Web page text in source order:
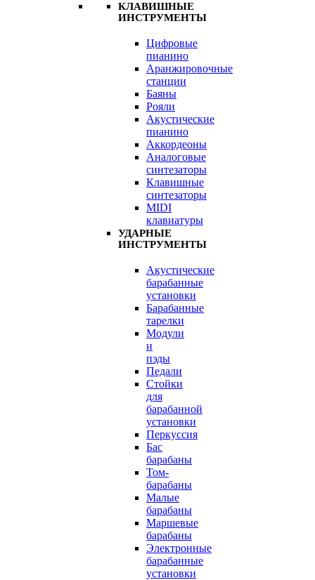
КЛАВИШНЫЕ
ИНСТРУМЕНТЫ
Цифровые
пианино
Аранжировочные
станции
Баяны
Рояли
Акустические
пианино
Аккордеоны
Аналоговые
синтезаторы
Клавишные
синтезаторы
MIDI
клавиатуры
УДАРНЫЕ
ИНСТРУМЕНТЫ
Акустические
барабанные
установки
Барабанные
тарелки
Модули
и
пэды
Педали
Стойки
для
барабанной
установки
Перкуссия
Бас
барабаны
Том-
барабаны
Малые
барабаны
Маршевые
барабаны
Электронные
барабанные
установки